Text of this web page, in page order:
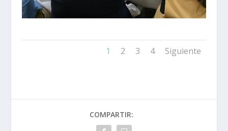
1 2 3 4 Siguiente
COMPARTIR: